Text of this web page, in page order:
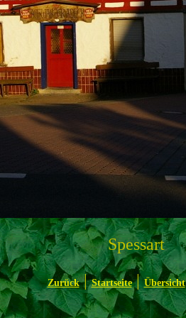
Spessart
Zurück | Startseite | Übersicht